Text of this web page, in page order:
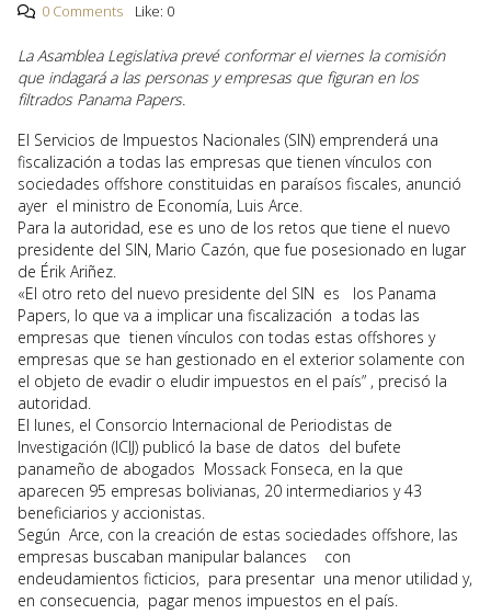
0 Comments
Like: 0
La Asamblea Legislativa prevé conformar el viernes la comisión
que indagará a las personas y empresas que figuran en los
filtrados Panama Papers.
El Servicios de Impuestos Nacionales (SIN) emprenderá una
fiscalización a todas las empresas que tienen vínculos con
sociedades offshore constituidas en paraísos fiscales, anunció
ayer el ministro de Economía, Luis Arce.
Para la autoridad, ese es uno de los retos que tiene el nuevo
presidente del SIN, Mario Cazón, que fue posesionado en lugar
de Érik Ariñez.
«El otro reto del nuevo presidente del SIN es los Panama
Papers, lo que va a implicar una fiscalización a todas las
empresas que tienen vínculos con todas estas offshores y
empresas que se han gestionado en el exterior solamente con
el objeto de evadir o eludir impuestos en el país” , precisó la
autoridad.
El lunes, el Consorcio Internacional de Periodistas de
Investigación (ICIJ) publicó la base de datos del bufete
panameño de abogados Mossack Fonseca, en la que
aparecen 95 empresas bolivianas, 20 intermediarios y 43
beneficiarios y accionistas.
Según Arce, con la creación de estas sociedades offshore, las
empresas buscaban manipular balances con
endeudamientos ficticios, para presentar una menor utilidad y,
en consecuencia, pagar menos impuestos en el país.